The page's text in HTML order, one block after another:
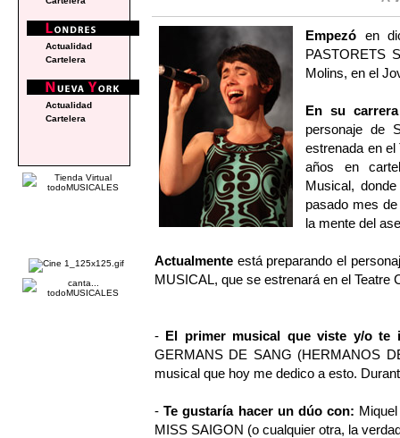
Empezó en
PASTORETS
Molins, en el
En su
personaje de
estrenada en el
años en
Musical,
pasado mes
la mente del
Actualmente está preparando el
MUSICAL, que se estrenará en el Teatre
- El primer musical que viste y/o te
GERMANS DE SANG (HERMANOS
musical que hoy me dedico a esto.
-Te gustaría hacer un dúo con:
MISS SAIGON (o cualquier otra, la
Actualidad
Cartelera
Actualidad
Cartelera